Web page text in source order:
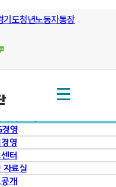
기도청년노동자통장
시
경영
영
터
자료실
개